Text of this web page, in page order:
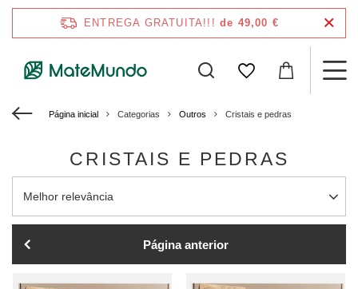
ENTREGA GRATUITA!!! de 49,00 €
Página inicial Categorias Outros Cristais e pedras
CRISTAIS E PEDRAS
Alterar a ordenação
Melhor relevância
Página anterior